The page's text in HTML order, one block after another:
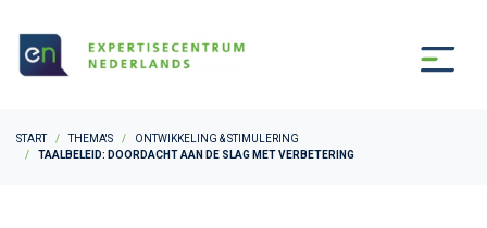
START THEMA'S
ONTWIKKELING & STIMULERING
TAALBELEID: DOORDACHT AAN DE SLAG MET VERBETERING